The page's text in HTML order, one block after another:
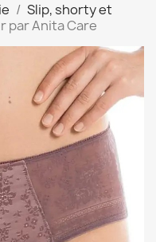
Slip, shorty et
par Anita Care